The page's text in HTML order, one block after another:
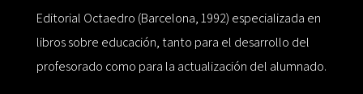
Editorial Octaedro (Barcelona, 1992) especializada en
libros sobre educación, tanto para el desarrollo del
profesorado como para la actualización del alumnado.